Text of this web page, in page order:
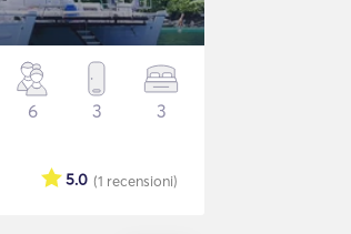
6 3 3
(1 recensioni)
5.0